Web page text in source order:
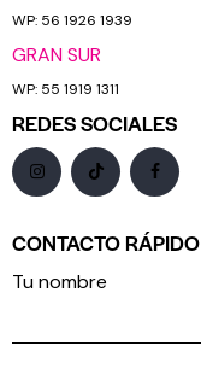
WP: 56 1926 1939
GRAN SUR
WP: 55 1919 1311
REDES SOCIALES
CONTACTO RÁPIDO
Tu nombre